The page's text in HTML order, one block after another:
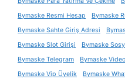
Bymaske Resmi Hesap
Bymaske
Bymaske Sahte Giriş Adresi
Bymaske Slot Girişi
Bymaske
Bymaske Telegram
Bymaske
Bymaske Vip Üyelik
Bymaske